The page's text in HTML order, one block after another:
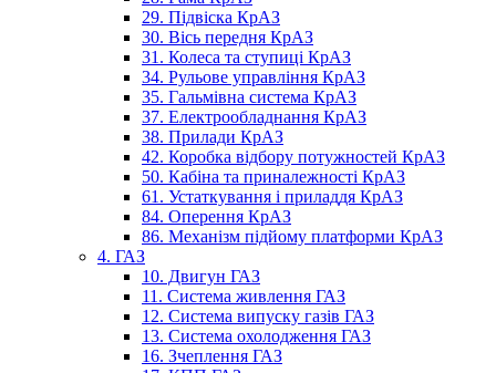
29. Підвіска КрАЗ
30. Вісь передня КрАЗ
31. Колеса та ступиці КрАЗ
34. Рульове управління КрАЗ
35. Гальмівна система КрАЗ
37. Електрообладнання КрАЗ
38. Прилади КрАЗ
42. Коробка відбору потужностей КрАЗ
50. Кабіна та приналежності КрАЗ
61. Устаткування і приладдя КрАЗ
84. Оперення КрАЗ
86. Механізм підйому платформи КрАЗ
4. ГАЗ
10. Двигун ГАЗ
11. Система живлення ГАЗ
12. Система випуску газів ГАЗ
13. Система охолодження ГАЗ
16. Зчеплення ГАЗ